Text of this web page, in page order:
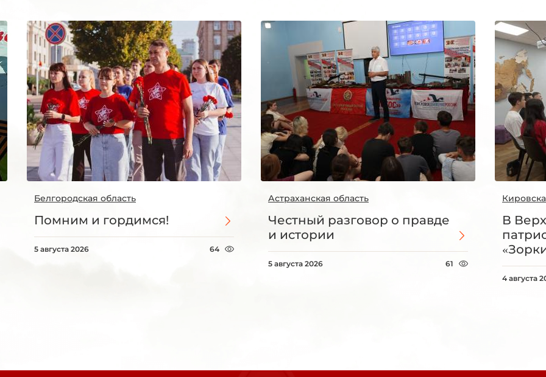
Белгородская область
Помним и гордимся!
5 августа 2026 64
Астраханская область
Честный разговор о правде
и истории
5 августа 2026 61
В
4 августа